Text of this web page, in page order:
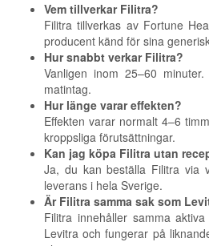
Vem tillverkar Filitra?
Filitra tillverkas av Fortune
producent känd för sina
Hur snabbt verkar Filitra?
Vanligen inom 25–60
matintag.
Hur länge varar effekten?
Effekten varar normalt 4–6
kroppsliga förutsättningar.
Kan jag köpa Filitra utan
Ja, du kan beställa Filitra via
leverans i hela Sverige.
Är Filitra samma sak som
Filitra innehåller samma
Levitra och fungerar på